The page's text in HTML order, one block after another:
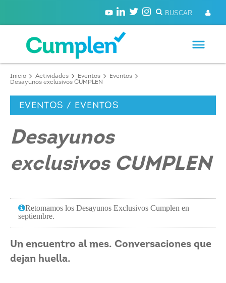
Inicio Actividades Eventos
Eventos
Desayunos exclusivos CUMPLEN
EVENTOS / EVENTOS
Desayunos
exclusivos CUMPLEN
Retomamos los Desayunos Exclusivos Cumplen en
septiembre.
Un encuentro al mes. Conversaciones que
dejan huella.